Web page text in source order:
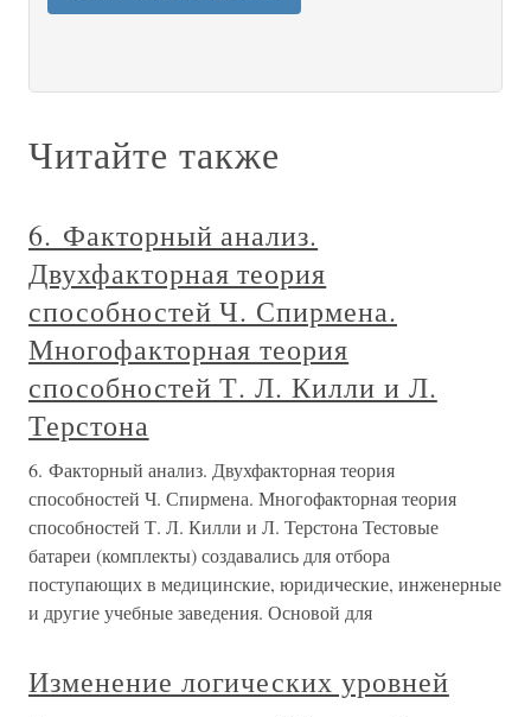
Читайте также
6. Факторный анализ.
Двухфакторная теория
способностей Ч. Спирмена.
Многофакторная теория
способностей Т. Л. Килли и Л.
Терстона
6. Факторный анализ. Двухфакторная теория
способностей Ч. Спирмена. Многофакторная теория
способностей Т. Л. Килли и Л. Терстона Тестовые
батареи (комплекты) создавались для отбора
поступающих в медицинские, юридические, инженерные
и другие учебные заведения. Основой для
Изменение логических уровней